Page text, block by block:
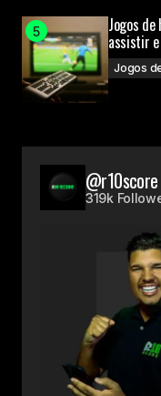
Jogos
assistir
Jogos
@r10score
319k